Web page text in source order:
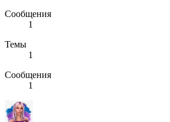
Сообщения
1
Темы
1
Сообщения
1